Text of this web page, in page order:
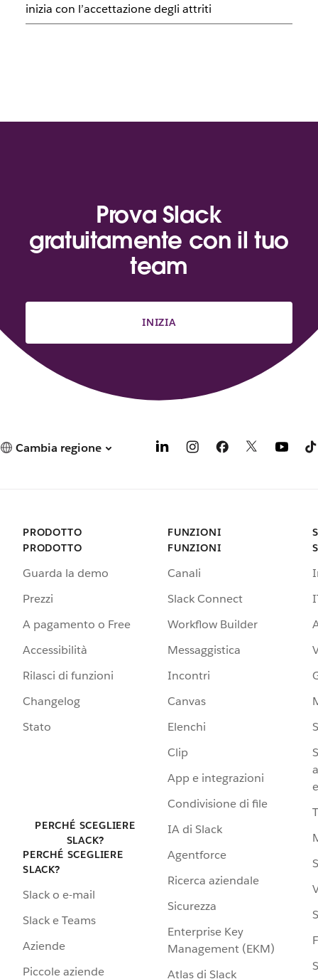
inizia con l’accettazione degli attriti
Prova Slack
gratuitamente con il tuo
team
INIZIA
Cambia regione
PRODOTTO
PRODOTTO
Guarda la demo
Prezzi
A pagamento o Free
Accessibilità
Rilasci di funzioni
Changelog
Stato
PERCHÉ SCEGLIERE
SLACK?
PERCHÉ SCEGLIERE
SLACK?
Slack o e-mail
Slack e Teams
Aziende
Piccole aziende
FUNZIONI
FUNZIONI
Canali
Slack Connect
Workflow Builder
Messaggistica
Incontri
Canvas
Elenchi
Clip
App e integrazioni
Condivisione di file
IA di Slack
Agentforce
Ricerca aziendale
Sicurezza
Enterprise Key
Management (EKM)
Atlas di Slack